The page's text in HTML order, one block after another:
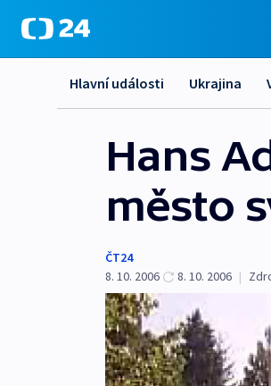
Hlavní události Ukrajina
Hans
město
ČT24
8. 10. 2006
8. 10. 2006 |